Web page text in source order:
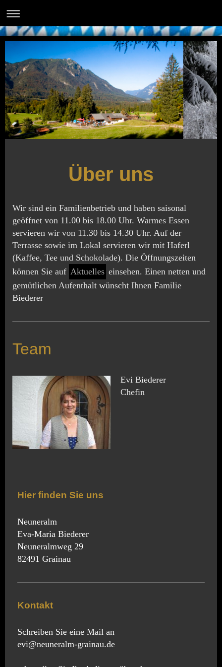
Über uns
Wir sind ein Familienbetrieb und haben saisonal
geöffnet von 11.00 bis 18.00 Uhr. Warmes Essen
servieren wir von 11.30 bis 14.30 Uhr. Auf der
Terrasse sowie im Lokal servieren wir mit Haferl
(Kaffee, Tee und Schokolade). Die Öffnungszeiten
können Sie auf Aktuelles einsehen. Einen netten und
gemütlichen Aufenthalt wünscht Ihnen Familie
Biederer
Team
Evi Biederer
Chefin
Hier finden Sie uns
Neuneralm
Eva-Maria Biederer
Neuneralmweg 29
82491 Grainau
Kontakt
Schreiben Sie eine Mail an
evi@neuneralm-grainau.de